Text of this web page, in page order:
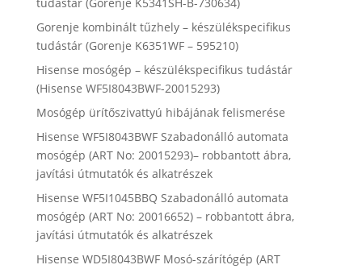
Gorenje kombinált tűzhely – készülékspecifikus
tudástár (Gorenje K6351WF – 595210)
Hisense mosógép – készülékspecifikus tudástár
(Hisense WF5I8043BWF-20015293)
Mosógép ürítőszivattyú hibájának felismerése
Hisense WF5I8043BWF Szabadonálló automata
mosógép (ART No: 20015293)– robbantott ábra,
javítási útmutatók és alkatrészek
Hisense WF5I1045BBQ Szabadonálló automata
mosógép (ART No: 20016652) – robbantott ábra,
javítási útmutatók és alkatrészek
Hisense WD5I8043BWF Mosó-szárítógép (ART